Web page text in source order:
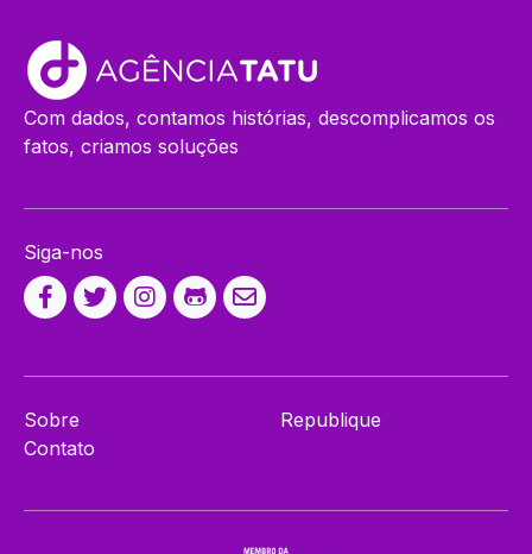
Com dados, contamos histórias, descomplicamos os
fatos, criamos soluções
Siga-nos
Sobre
Contato
Republique